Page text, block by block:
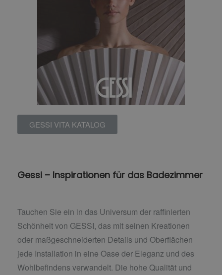
GESSI VITA KATALOG
Gessi – Inspirationen für das Badezimmer
Tauchen Sie ein in das Universum der raffinierten
Schönheit von GESSI, das mit seinen Kreationen
oder maßgeschneiderten Details und Oberflächen
jede Installation in eine Oase der Eleganz und des
Wohlbefindens verwandelt. Die hohe Qualität und